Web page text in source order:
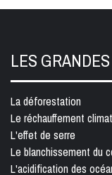
LES
La déforestation
Le réchauffement
L'effet de serre
Le blanchissement du
L'acidification des